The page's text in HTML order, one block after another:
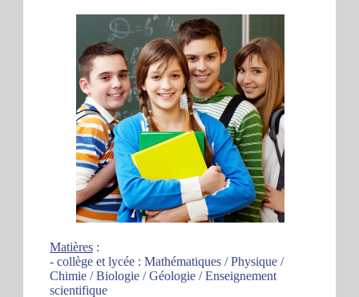
Matières :
- collège et lycée : Mathématiques / Physique /
Chimie / Biologie / Géologie / Enseignement
scientifique